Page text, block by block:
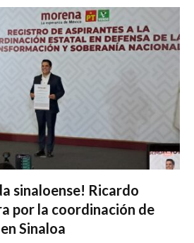
sinaloense! Ricardo
por la coordinación de
Sinaloa